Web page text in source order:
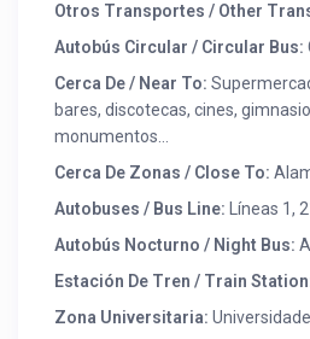
Otros Transportes / Other
Autobús Circular / Circular Bus:
Cerca De / Near To:
bares, discotecas, cines,
monumentos…
Cerca De Zonas / Close To:
Autobuses / Bus Line: Líneas 1,
Autobús Nocturno / Night Bus:
Estación De Tren / Train
Zona Universitaria: